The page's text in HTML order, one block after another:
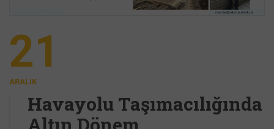
21
ARALIK
Havayolu Taşımacılığında
Altın Dönem